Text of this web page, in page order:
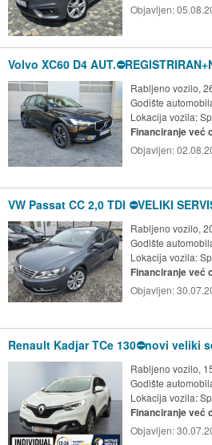
Objavljen:
Volvo XC60 D4
Rabljeno vozilo,
Godište
Lokacija vozila:
Financiranje već
Objavljen:
VW Passat CC 2,0 TDI ⛔️VELIKI
Rabljeno vozilo,
Godište
Lokacija vozila:
Financiranje već
Objavljen:
Renault Kadjar TCe 130⛔️novi veliki
Rabljeno vozilo,
Godište
Lokacija vozila:
Financiranje već
Objavljen: